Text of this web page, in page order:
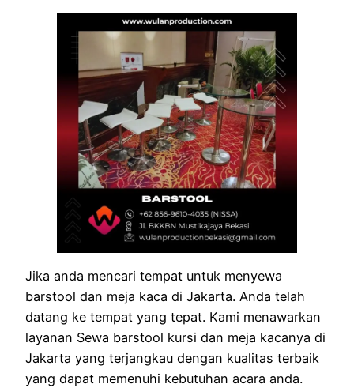
Jika anda mencari tempat untuk menyewa
barstool dan meja kaca di Jakarta. Anda telah
datang ke tempat yang tepat. Kami menawarkan
layanan Sewa barstool kursi dan meja kacanya di
Jakarta yang terjangkau dengan kualitas terbaik
yang dapat memenuhi kebutuhan acara anda.